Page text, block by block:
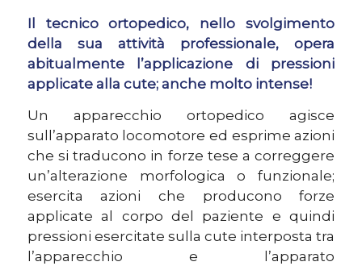
Il tecnico ortopedico, nello svolgimento
della sua attività professionale, opera
abitualmente l’applicazione di pressioni
applicate alla cute; anche molto intense!
Un apparecchio ortopedico agisce
sull’apparato locomotore ed esprime azioni
che si traducono in forze tese a correggere
un’alterazione morfologica o funzionale;
esercita azioni che producono forze
applicate al corpo del paziente e quindi
pressioni esercitate sulla cute interposta tra
l’apparecchio e l’apparato